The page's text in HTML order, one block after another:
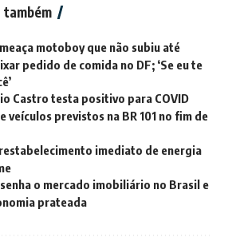
também
motoboy que não subiu até
pedido de comida no DF; ‘Se eu te
Castro testa positivo para COVID
veículos previstos na BR 101 no fim de
imediato de energia
o mercado imobiliário no Brasil e
prateada